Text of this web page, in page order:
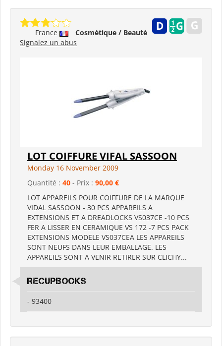
France
Cosmétique / Beauté
Signalez un abus
LOT COIFFURE VIFAL SASSOON
Monday 16 November 2009
Quantité : 40 - Prix : 90,00 €
LOT APPAREILS POUR COIFFURE DE LA MARQUE
VIDAL SASSOON - 30 PCS APPAREILS A
EXTENSIONS ET A DREADLOCKS VS037CE -10 PCS
FER A LISSER EN CERAMIQUE VS 172 -7 PCS PACK
EXTENSIONS MODELE VS037CEA LES APPAREILS
SONT NEUFS DANS LEUR EMBALLAGE. LES
APPAREILS SONT A VENIR RETIRER SUR CLICHY...
RECUPBOOKS
- 93400